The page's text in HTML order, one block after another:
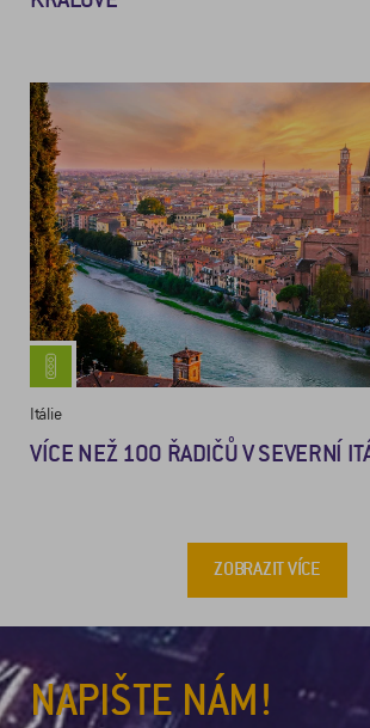
Itálie
VÍCE NEŽ 100 ŘADIČŮ V SEVERNÍ
ZOBRAZIT VÍCE
NAPIŠTE NÁM!